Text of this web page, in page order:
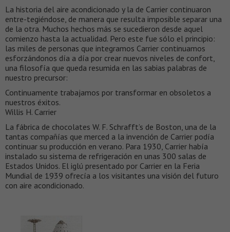
La historia del aire acondicionado y la de Carrier continuaron
entre-tegiéndose, de manera que resulta imposible separar una
de la otra. Muchos hechos más se sucedieron desde aquel
comienzo hasta la actualidad. Pero este fue sólo el principio:
las miles de personas que integramos Carrier continuamos
esforzándonos día a día por crear nuevos niveles de confort,
una filosofía que queda resumida en las sabias palabras de
nuestro precursor:
Continuamente trabajamos por transformar en obsoletos a
nuestros éxitos.
Willis H. Carrier
La fábrica de chocolates W. F. Schrafft’s de Boston, una de la
tantas compañías que merced a la invención de Carrier podía
continuar su producción en verano. Para 1930, Carrier había
instalado su sistema de refrigeración en unas 300 salas de
Estados Unidos. El iglú presentado por Carrier en la Feria
Mundial de 1939 ofrecía a los visitantes una visión del futuro
con aire acondicionado.